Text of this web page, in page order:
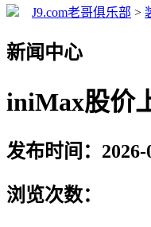
J9.com老哥俱乐部 >
新闻中心
iniMax股价
发布时间：2026-
浏览次数：